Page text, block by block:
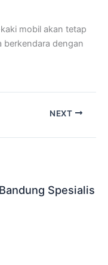
mobil akan tetap
berkendara dengan
NEXT
Spesialis